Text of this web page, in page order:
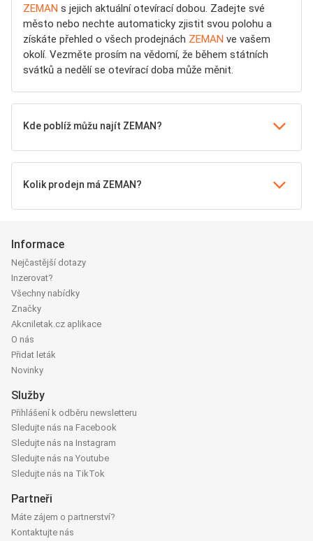
ZEMAN s jejich aktuální otevírací dobou. Zadejte své
město nebo nechte automaticky zjistit svou polohu a
získáte přehled o všech prodejnách ZEMAN ve vašem
okolí. Vezměte prosím na vědomí, že během státních
svátků a nedělí se otevírací doba může měnit.
Kde poblíž můžu najít ZEMAN?
Kolik prodejn má ZEMAN?
Informace
Nejčastější dotazy
Inzerovat?
Všechny nabídky
Značky
Akcniletak.cz aplikace
O nás
Přidat leták
Novinky
Služby
Přihlášení k odběru newsletteru
Sledujte nás na Facebook
Sledujte nás na Instagram
Sledujte nás na Youtube
Sledujte nás na TikTok
Partneři
Máte zájem o partnerství?
Kontaktujte nás